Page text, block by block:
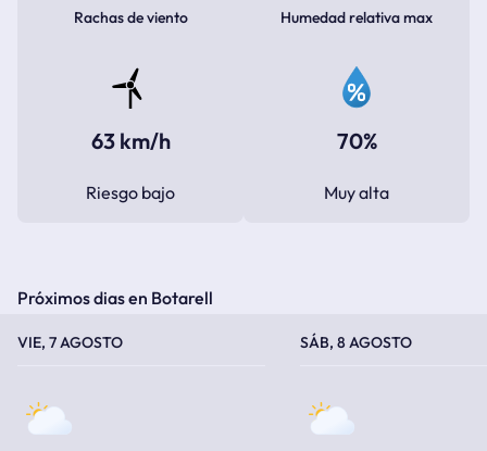
Rachas de viento
63 km/h
Riesgo bajo
Humedad relativa max
70%
Muy alta
Próximos dias en Botarell
VIE, 7 AGOSTO SÁB, 8 AGOSTO